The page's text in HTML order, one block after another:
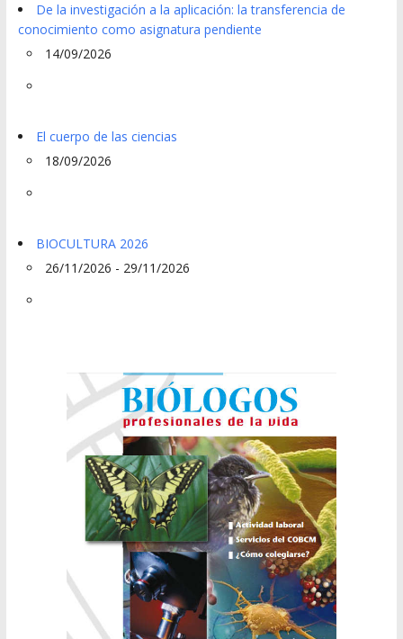
De la investigación a la aplicación: la transferencia de
conocimiento como asignatura pendiente
14/09/2026
El cuerpo de las ciencias
18/09/2026
BIOCULTURA 2026
26/11/2026 - 29/11/2026